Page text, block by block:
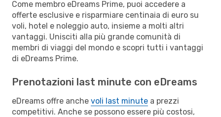
Come membro eDreams Prime, puoi accedere a
offerte esclusive e risparmiare centinaia di euro su
voli, hotel e noleggio auto, insieme a molti altri
vantaggi. Unisciti alla più grande comunità di
membri di viaggi del mondo e scopri tutti i vantaggi
di eDreams Prime.
Prenotazioni last minute con eDreams
eDreams offre anche voli last minute a prezzi
competitivi. Anche se possono essere più costosi,